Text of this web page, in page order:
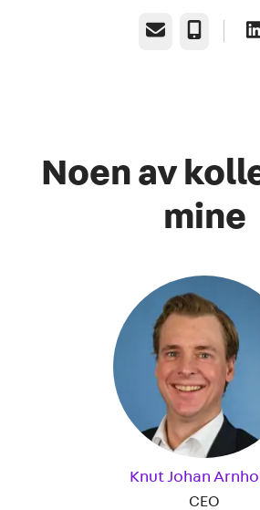
E-post
Noen av
mine
Knut Johan
CEO